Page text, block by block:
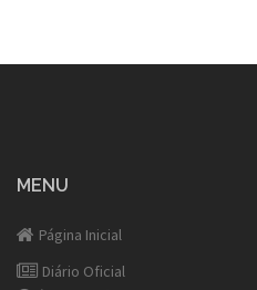
MENU
Página Inicial
Diário Oficial